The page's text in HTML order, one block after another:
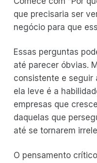
que precisaria ser
negócio para que
Essas perguntas
até parecer óbvias.
consistente e seguir
ela leve é a
empresas que
daquelas que
até se tornarem
O pensamento